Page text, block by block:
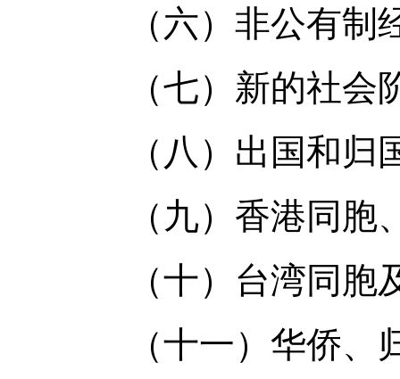
（六）非公有制
（七）新的社会
（八）出国和归
（九）香港同胞
（十）台湾同胞
（十一）华侨、